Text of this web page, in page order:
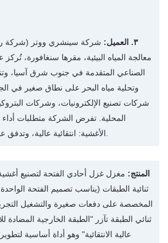
٣. العميل:
شركة سينشري ووتر (شركة
معالجة المياه البيئية، مقرها سنغافورة،
الصناعي المتقدمة في جنوب شرق آسيا،
وتحلية مياه البحر على نطاق صغير في
شركات تصنيع الإلكترونيات، وشركات
المحلية. تفرض الشركة متطلبات أداء
4. المنتج: مغزل غزل أحادي الفتحة لتصنيع
ثنائية الطبقات (يناسب تصميم الفتحة
المخصصة على دفعات صغيرة والتشغيل
ثنائي الطبقة تآزر "الطبقة الخارجية المضادة
عالية الانتقائية" وهو أداة أساسية